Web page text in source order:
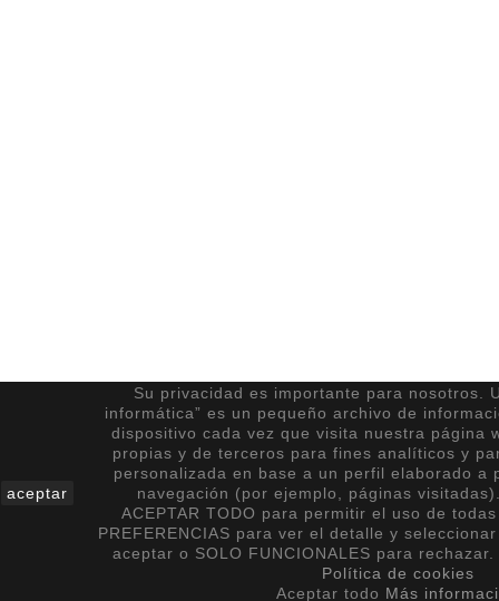
aceptar
Su privacidad es importante para nosotros.
informática” es un pequeño archivo de
dispositivo cada vez que visita nuestra página
propias y de terceros para fines analíticos y
personalizada en base a un perfil elaborado a
navegación (por ejemplo, páginas
ACEPTAR TODO para permitir el uso de
PREFERENCIAS para ver el detalle y
aceptar o SOLO FUNCIONALES para
Política de cookies
Aceptar todo Más